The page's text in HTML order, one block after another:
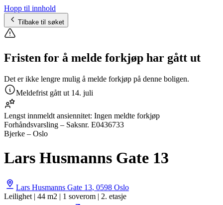
Hopp til innhold
Tilbake til søket
Fristen for å melde forkjøp har gått ut
Det er ikke lengre mulig å melde forkjøp på denne boligen.
Meldefrist gått ut 14. juli
Lengst innmeldt ansiennitet: Ingen meldte forkjøp
Forhåndsvarsling – Saksnr. E0436733
Bjerke – Oslo
Lars Husmanns Gate 13
Lars Husmanns Gate 13, 0598 Oslo
Leilighet | 44 m2 | 1 soverom | 2. etasje